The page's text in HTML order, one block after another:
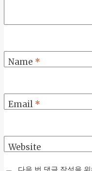
Name *
Email *
Website